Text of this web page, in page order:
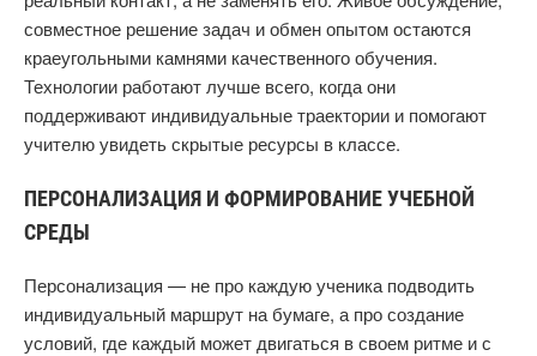
совместное решение задач и обмен опытом остаются
краеугольными камнями качественного обучения.
Технологии работают лучше всего, когда они
поддерживают индивидуальные траектории и помогают
учителю увидеть скрытые ресурсы в классе.
ПЕРСОНАЛИЗАЦИЯ И ФОРМИРОВАНИЕ УЧЕБНОЙ
СРЕДЫ
Персонализация — не про каждую ученика подводить
индивидуальный маршрут на бумаге, а про создание
условий, где каждый может двигаться в своем ритме и с